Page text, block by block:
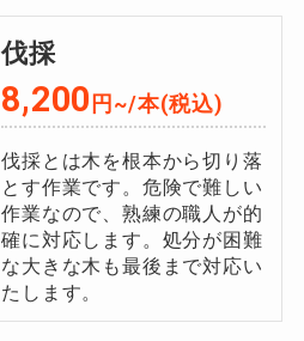
伐採
8,200円~/本(税込)
伐採とは木を根本から切り落
とす作業です。危険で難しい
作業なので、熟練の職人が的
確に対応します。処分が困難
な大きな木も最後まで対応い
たします。